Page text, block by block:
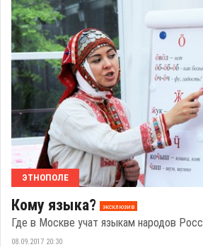
ЭТНОПОЛЕ
Кому языка? эксклюзив
Где в Москве учат языкам народов
08.09.2017 20:30